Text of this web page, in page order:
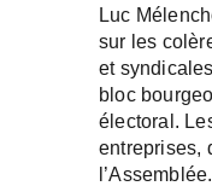
Luc
sur les
et
bloc
électoral.
entreprises,